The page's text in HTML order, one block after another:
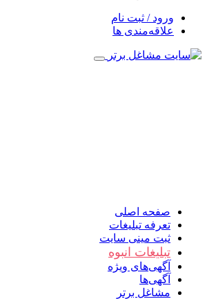
ورود / ثبت نام
علاقه‌مندی ها
صفحه اصلی
تعرفه تبلیغات
ثبت مینی سایت
تبلیغات انبوه
آگهی‌های ویژه
آگهی‌ها
مشاغل برتر